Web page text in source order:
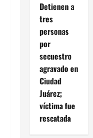
Detienen a
tres
personas
por
secuestro
agravado en
Ciudad
Juárez;
víctima fue
rescatada